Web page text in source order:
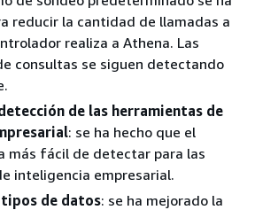
reducir la cantidad de llamadas a
realiza a Athena. Las
consultas se siguen detectando
de las herramientas de
: se ha hecho que el
más fácil de detectar para las
inteligencia empresarial.
de datos: se ha mejorado la